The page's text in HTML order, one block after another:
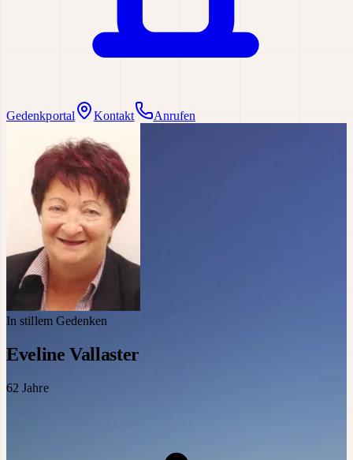
Gedenkportal Kontakt Anrufen
In stillem Gedenken
Eveline Vallaster
62 Jahre